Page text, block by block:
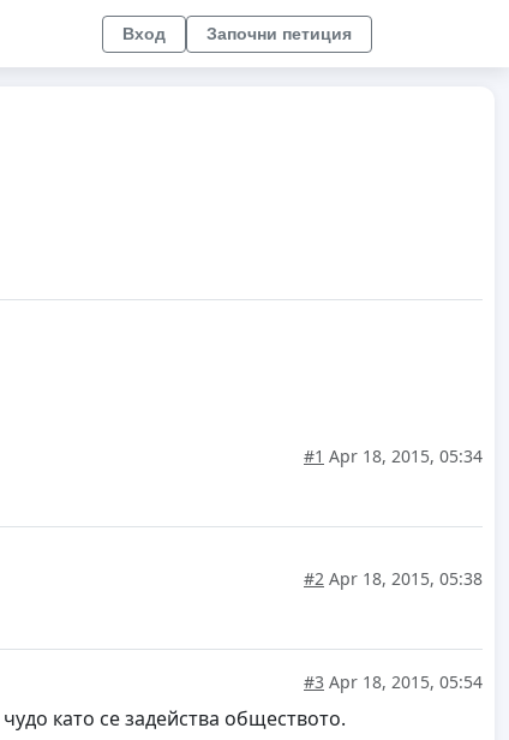
Вход Започни петиция
#1 Apr 18, 2015, 05:34
#2 Apr 18, 2015, 05:38
#3 Apr 18, 2015, 05:54
като се задейства обществото.